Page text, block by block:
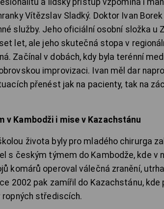
a lidský přístup vzpomíná i
Vítězslav Sladký. Doktor Ivan
služby. Jeho oficiální osobní složka u
let, ale jeho skutečná stopa v
Začínal v dobách, kdy byla terénní
improvizaci. Ivan měl dar
přenést jak na pacienty, tak na
v Kambodži i mise v Kazachstánu
života byly pro mladého chirurga
s českým týmem do Kambodže, kde v
komárů operoval válečná zranění,
2002 pak zamířil do Kazachstánu,
střediscích.